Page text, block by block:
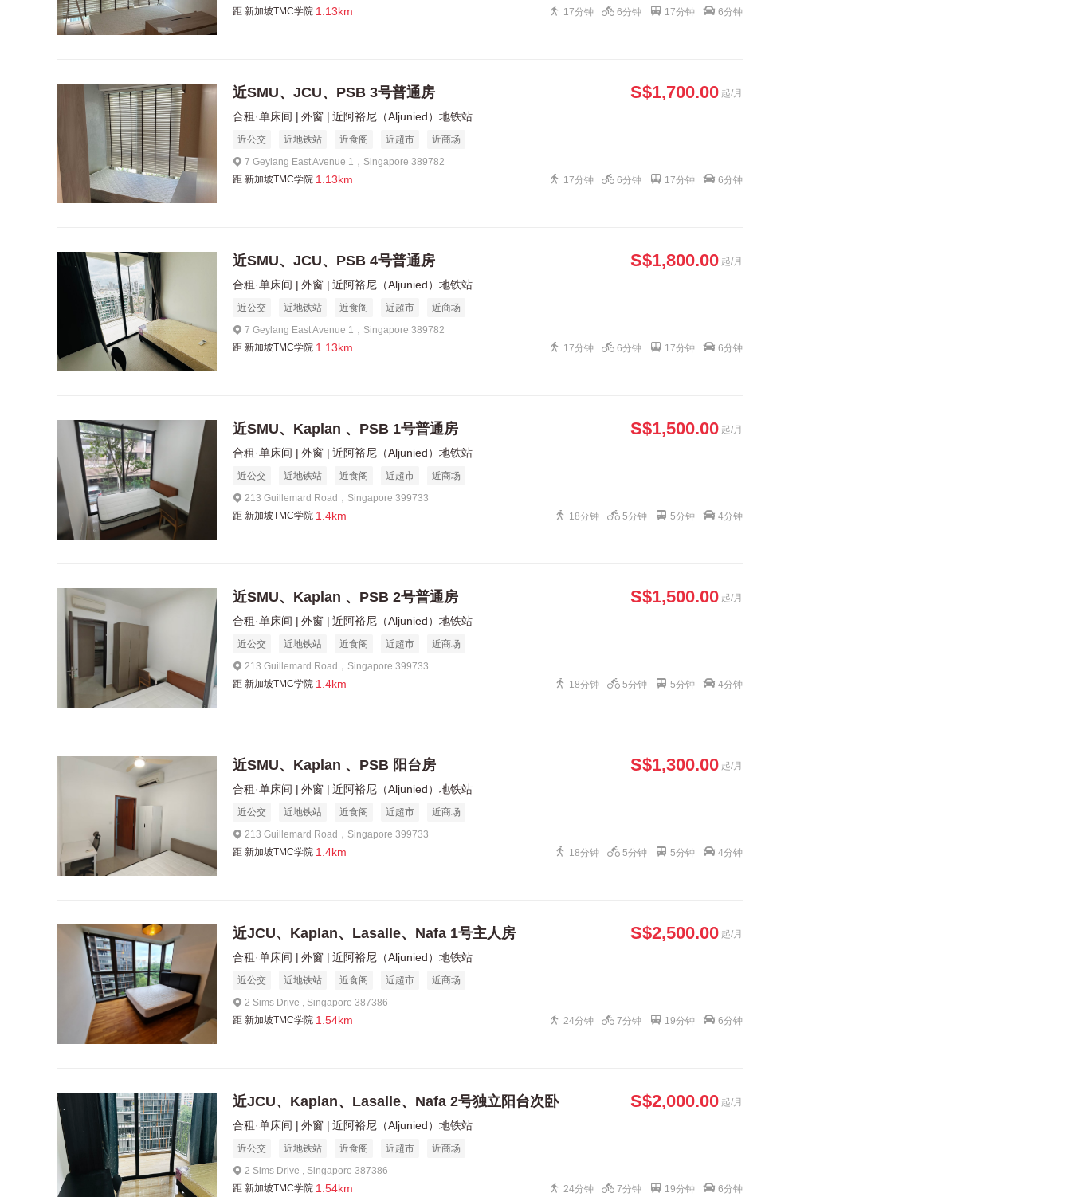
距 新加坡TMC学院 1.13km 17分钟 6分钟 17分钟 6分钟
近SMU、JCU、PSB 3号普通房 S$1,700.00 起/月
合租·单床间 外窗 近阿裕尼（Aljunied）地铁站
近公交 近地铁站 近食阁 近超市
近商场
7 Geylang East Avenue 1，Singapore 389782
距 新加坡TMC学院 1.13km 17分钟 6分钟 17分钟 6分钟
近SMU、JCU、PSB 4号普通房 S$1,800.00 起/月
合租·单床间 外窗 近阿裕尼（Aljunied）地铁站
近公交 近地铁站 近食阁 近超市
近商场
7 Geylang East Avenue 1，Singapore 389782
距 新加坡TMC学院 1.13km 17分钟 6分钟 17分钟 6分钟
近SMU、Kaplan 、PSB 1号普通房 S$1,500.00 起/月
合租·单床间 外窗 近阿裕尼（Aljunied）地铁站
近公交 近地铁站 近食阁 近超市
近商场
213 Guillemard Road，Singapore 399733
距 新加坡TMC学院 1.4km 18分钟 5分钟 5分钟 4分钟
近SMU、Kaplan 、PSB 2号普通房 S$1,500.00 起/月
合租·单床间 外窗 近阿裕尼（Aljunied）地铁站
近公交 近地铁站 近食阁 近超市
近商场
213 Guillemard Road，Singapore 399733
距 新加坡TMC学院 1.4km 18分钟 5分钟 5分钟 4分钟
近SMU、Kaplan 、PSB 阳台房 S$1,300.00 起/月
合租·单床间 外窗 近阿裕尼（Aljunied）地铁站
近公交 近地铁站 近食阁 近超市
近商场
213 Guillemard Road，Singapore 399733
距 新加坡TMC学院 1.4km 18分钟 5分钟 5分钟 4分钟
近JCU、Kaplan、Lasalle、Nafa 1号主人房 S$2,500.00 起/月
合租·单床间 外窗 近阿裕尼（Aljunied）地铁站
近公交 近地铁站 近食阁 近超市
近商场
2 Sims Drive , Singapore 387386
距 新加坡TMC学院 1.54km 24分钟 7分钟 19分钟 6分钟
近JCU、Kaplan、Lasalle、Nafa 2号独立阳台次卧 S$2,000.00 起/月
合租·单床间 外窗 近阿裕尼（Aljunied）地铁站
近公交 近地铁站 近食阁 近超市
近商场
2 Sims Drive , Singapore 387386
距 新加坡TMC学院 1.54km 24分钟 7分钟 19分钟 6分钟